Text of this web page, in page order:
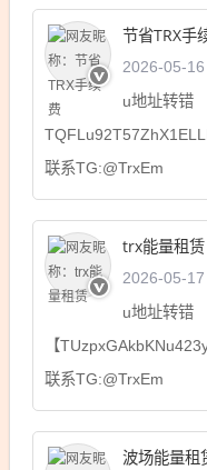
节省TRX手
2026-05-16
u地址转错
联系TG:@TrxEm
trx能量租赁
2026-05-17
u地址转错
【
联系TG:@TrxEm
波场能量租